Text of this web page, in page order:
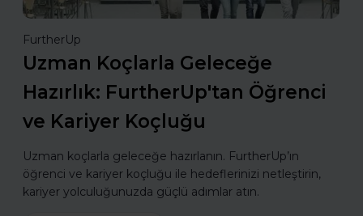
FurtherUp
Uzman Koçlarla Geleceğe
Hazırlık: FurtherUp'tan Öğrenci
ve Kariyer Koçluğu
Uzman koçlarla geleceğe hazırlanın. FurtherUp’ın
öğrenci ve kariyer koçluğu ile hedeflerinizi netleştirin,
kariyer yolculuğunuzda güçlü adımlar atın.